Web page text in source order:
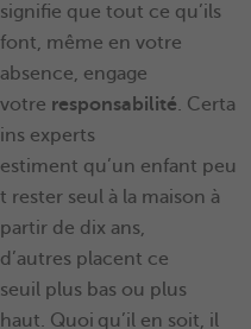
signifie que tout ce qu’ils
font, même en votre
absence, engage
votre responsabilité. Certa
ins experts
estiment qu’un enfant peu
t rester seul à la maison à
partir de dix ans,
d’autres placent ce
seuil plus bas ou plus
haut. Quoi qu’il en soit, il